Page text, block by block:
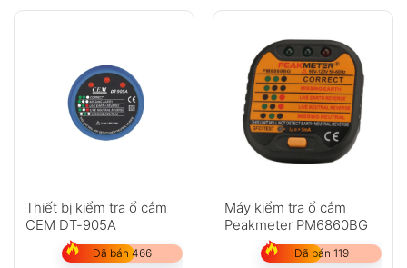
Thiết bị kiểm tra ổ cắm
CEM DT-905A
Đã bán 466
Máy kiểm tra ổ cắm
Peakmeter PM6860BG
Đã bán 119